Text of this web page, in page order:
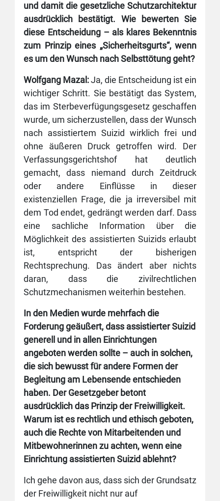
und damit die gesetzliche Schutzarchitektur
ausdrücklich bestätigt. Wie bewerten Sie
diese Entscheidung – als klares Bekenntnis
zum Prinzip eines „Sicherheitsgurts“, wenn
es um den Wunsch nach Selbsttötung geht?
Wolfgang Mazal:Ja, die Entscheidung ist ein
wichtiger Schritt. Sie bestätigt das System,
das im Sterbeverfügungsgesetz geschaffen
wurde, um sicherzustellen, dass der Wunsch
nach assistiertem Suizid wirklich frei und
ohne äußeren Druck getroffen wird. Der
Verfassungsgerichtshof hat deutlich
gemacht, dass niemand durch Zeitdruck
oder andere Einflüsse in dieser
existenziellen Frage, die ja irreversibel mit
dem Tod endet, gedrängt werden darf. Dass
eine sachliche Information über die
Möglichkeit des assistierten Suizids erlaubt
ist, entspricht der bisherigen
Rechtsprechung. Das ändert aber nichts
daran, dass die zivilrechtlichen
Schutzmechanismen weiterhin bestehen.
In den Medien wurde mehrfach die
Forderung geäußert, dass assistierter Suizid
generell und in allen Einrichtungen
angeboten werden sollte – auch in solchen,
die sich bewusst für andere Formen der
Begleitung am Lebensende entschieden
haben. Der Gesetzgeber betont
ausdrücklich das Prinzip der Freiwilligkeit.
Warum ist es rechtlich und ethisch geboten,
auch die Rechte von Mitarbeitenden und
Mitbewohnerinnen zu achten, wenn eine
Einrichtung assistierten Suizid ablehnt?
Ich gehe davon aus, dass sich der Grundsatz
der Freiwilligkeit nicht nur auf